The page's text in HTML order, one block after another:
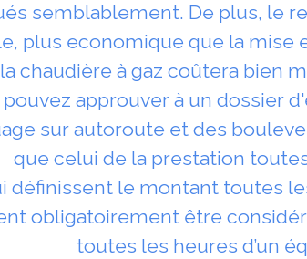
semblablement. De plus, le
plus economique que la mise
chaudière à gaz coûtera bien
approuver à un dossier
sur autoroute et des
que celui de la prestation
définissent le montant toutes
obligatoirement être
toutes les heures d’un